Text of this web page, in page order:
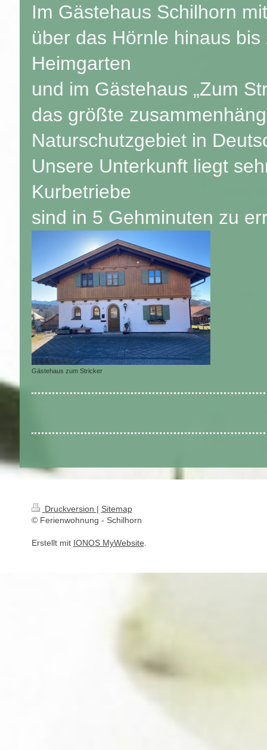
Im Gästehaus Schilhorn
über das Hörnle hinaus
Heimgarten
und im Gästehaus „Zum
das größte
Naturschutzgebiet in
Unsere Unterkunft liegt
Kurbetriebe
sind in 5 Gehminuten zu
Gästehaus zum Stricker
Druckversion | Sitemap
© Ferienwohnung - Schilhorn
Erstellt mit IONOS MyWebsite